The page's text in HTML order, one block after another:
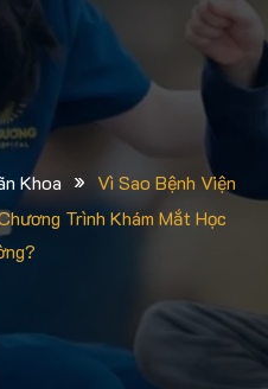
Khoa » Vì Sao Bệnh Viện
Trình Khám Mắt Học